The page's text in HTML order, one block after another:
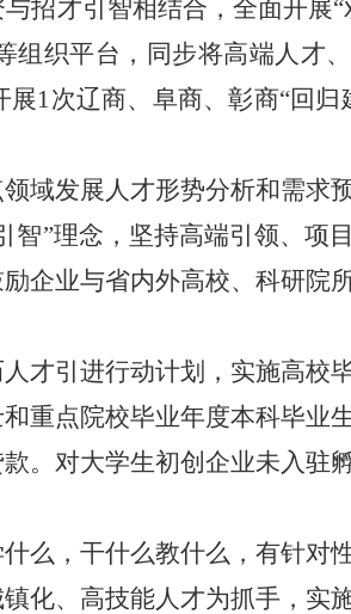
招才引智相结合，全面开展
织平台，同步将高端人才
1次辽商、阜商、彰商“回
域发展人才形势分析和需求
”理念，坚持高端引领、项
企业与省内外高校、科研院
才引进行动计划，实施高校
重点院校毕业年度本科毕业
。对大学生初创企业未入驻
么，干什么教什么，有针对
化、高技能人才为抓手，实